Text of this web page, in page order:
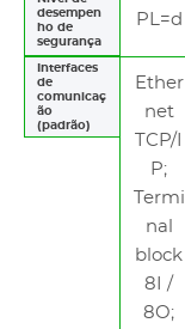
desempen
ho de
segurança
PL=d
Interfaces
de
comunicaç
ão
(padrão)
Ether
net
TCP/I
P;
Termi
nal
block
8I /
8O;